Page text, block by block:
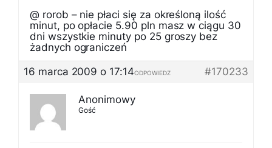
@ rorob – nie płaci się za określoną ilość
minut, po opłacie 5.90 pln masz w ciągu 30
dni wszystkie minuty po 25 groszy bez
żadnych ograniczeń
16 marca 2009 o 17:14
#170233
ODPOWIEDZ
Anonimowy
Gość